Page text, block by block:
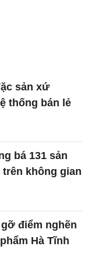
sản xứ
thống bán lẻ
bá 131 sản
trên không gian
điểm nghẽn
Hà Tĩnh